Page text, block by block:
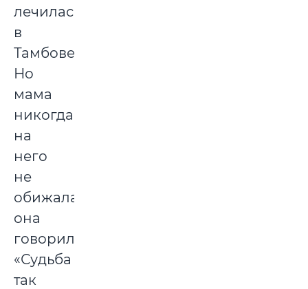
лечилась
в
Тамбове.
Но
мама
никогда
на
него
не
обижалась,
она
говорила:
«Судьба
так